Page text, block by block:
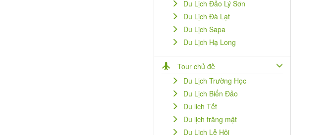
Du Lịch Đảo Lý Sơn
Du Lịch Đà Lạt
Du Lịch Sapa
Du Lịch Hạ Long
Tour chủ đề
Du Lịch Trường Học
Du Lịch Biển Đảo
Du lich Tết
Du lịch trăng mật
Du Lịch Lễ Hội